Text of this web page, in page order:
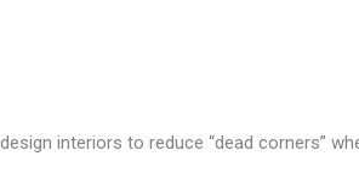
interiors to reduce “dead corners”